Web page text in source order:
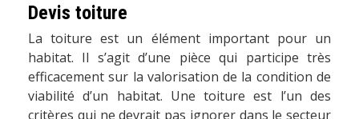
Devis toiture
La toiture est un élément important pour un
habitat. Il s’agit d’une pièce qui participe très
efficacement sur la valorisation de la condition de
viabilité d’un habitat. Une toiture est l’un des
critères qui ne devrait pas ignorer dans le secteur